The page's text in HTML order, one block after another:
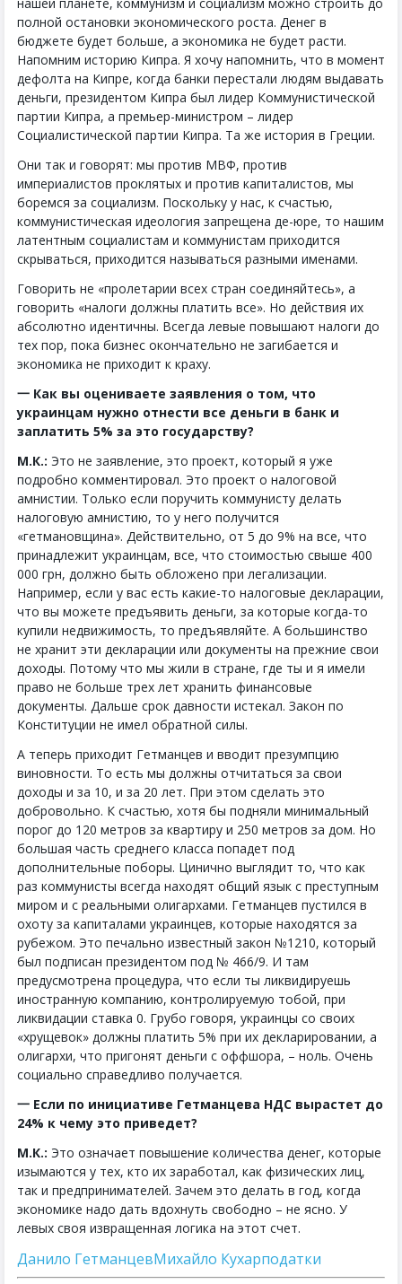
полной остановки экономического роста. Денег в
бюджете будет больше, а экономика не будет расти.
Напомним историю Кипра. Я хочу напомнить, что в момент
дефолта на Кипре, когда банки перестали людям выдавать
деньги, президентом Кипра был лидер Коммунистической
партии Кипра, а премьер-министром – лидер
Социалистической партии Кипра. Та же история в Греции.
Они так и говорят: мы против МВФ, против
империалистов проклятых и против капиталистов, мы
боремся за социализм. Поскольку у нас, к счастью,
коммунистическая идеология запрещена де-юре, то нашим
латентным социалистам и коммунистам приходится
скрываться, приходится называться разными именами.
Говорить не «пролетарии всех стран соединяйтесь», а
говорить «налоги должны платить все». Но действия их
абсолютно идентичны. Всегда левые повышают налоги до
тех пор, пока бизнес окончательно не загибается и
экономика не приходит к краху.
一 Как вы оцениваете заявления о том, что
украинцам нужно отнести все деньги в банк и
заплатить 5% за это государству?
М.К.: Это не заявление, это проект, который я уже
подробно комментировал. Это проект о налоговой
амнистии. Только если поручить коммунисту делать
налоговую амнистию, то у него получится
«гетмановщина». Действительно, от 5 до 9% на все, что
принадлежит украинцам, все, что стоимостью свыше 400
000 грн, должно быть обложено при легализации.
Например, если у вас есть какие-то налоговые декларации,
что вы можете предъявить деньги, за которые когда-то
купили недвижимость, то предъявляйте. А большинство
не хранит эти декларации или документы на прежние свои
доходы. Потому что мы жили в стране, где ты и я имели
право не больше трех лет хранить финансовые
документы. Дальше срок давности истекал. Закон по
Конституции не имел обратной силы.
А теперь приходит Гетманцев и вводит презумпцию
виновности. То есть мы должны отчитаться за свои
доходы и за 10, и за 20 лет. При этом сделать это
добровольно. К счастью, хотя бы подняли минимальный
порог до 120 метров за квартиру и 250 метров за дом. Но
большая часть среднего класса попадет под
дополнительные поборы. Цинично выглядит то, что как
раз коммунисты всегда находят общий язык с преступным
миром и с реальными олигархами. Гетманцев пустился в
охоту за капиталами украинцев, которые находятся за
рубежом. Это печально известный закон №1210, который
был подписан президентом под № 466/9. И там
предусмотрена процедура, что если ты ликвидируешь
иностранную компанию, контролируемую тобой, при
ликвидации ставка 0. Грубо говоря, украинцы со своих
«хрущевок» должны платить 5% при их декларировании, а
олигархи, что пригонят деньги с оффшора, – ноль. Очень
социально справедливо получается.
一 Если по инициативе Гетманцева НДС вырастет до
24% к чему это приведет?
М.К.: Это означает повышение количества денег, которые
изымаются у тех, кто их заработал, как физических лиц,
так и предпринимателей. Зачем это делать в год, когда
экономике надо дать вдохнуть свободно – не ясно. У
левых своя извращенная логика на этот счет.
Данило ГетманцевМихайло Кухарподатки